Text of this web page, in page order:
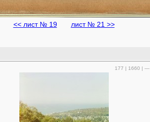
<< лист № 19 лист № 21 >>
177 | 1660 | —